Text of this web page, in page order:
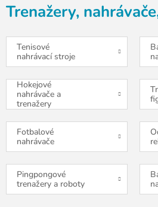
Trenažery,
Tenisové
nahrávací stroje
Hokejové
nahrávače a
trenažery
Fotbalové
nahrávače
Pingpongové
trenažery a roboty